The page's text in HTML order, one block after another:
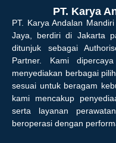
PT. Karya
PT. Karya Andalan
Jaya, berdiri di Jakarta
ditunjuk sebagai
Partner. Kami
menyediakan berbagai
sesuai untuk beragam
kami mencakup
serta layanan
beroperasi dengan